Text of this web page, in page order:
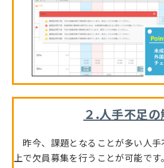
２.人手不足の
昨今、課題となることが多い人手
上で欠員募集を行うことが可能で